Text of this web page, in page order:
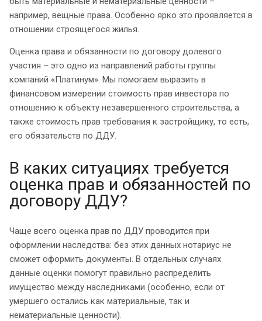
например, вещные права. Особенно ярко это проявляется в
отношении строящегося жилья.
Оценка права и обязанности по договору долевого
участия – это одно из направлений работы группы
компаний «Платинум». Мы помогаем выразить в
финансовом измерении стоимость прав инвестора по
отношению к объекту незавершенного строительства, а
также стоимость прав требования к застройщику, то есть,
его обязательств по ДДУ.
В каких ситуациях требуется
оценка прав и обязанностей по
договору ДДУ?
Чаще всего оценка прав по ДДУ проводится при
оформлении наследства: без этих данных нотариус не
сможет оформить документы. В отдельных случаях
данные оценки помогут правильно распределить
имущество между наследниками (особенно, если от
умершего остались как материальные, так и
нематериальные ценности).